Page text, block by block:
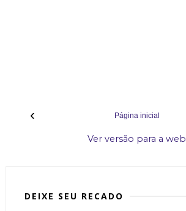
‹ Página inicial
Ver versão para a web
DEIXE SEU RECADO